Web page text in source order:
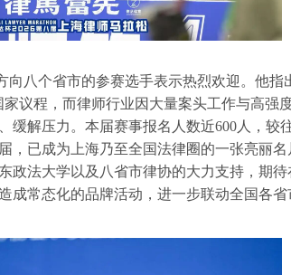
向八个省市的参赛选手表示热烈欢迎。他指
家议程，而律师行业因大量案头工作与高强
缓解压力。本届赛事报名人数近600人，较
，已成为上海乃至全国法律圈的一张亮丽名
政法大学以及八省市律协的大力支持，期待
成常态化的品牌活动，进一步联动全国各